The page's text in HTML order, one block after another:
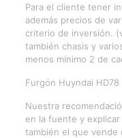
Para el cliente tener
además precios de
criterio de inversión.
también chasis y
menos mínimo 2 de
Furgón Huyndai HD78
Nuestra
en la fuente y explicar
también el que vende